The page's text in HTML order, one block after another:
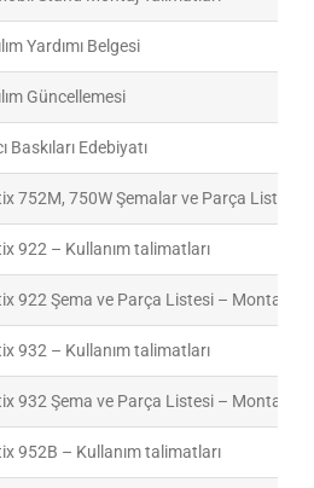
Yardımı Belgesi
Güncellemesi
Baskıları Edebiyatı
752M, 750W Şemalar ve Parça Listesi
922 – Kullanım talimatları
922 Şema ve Parça Listesi – Montaj
932 – Kullanım talimatları
932 Şema ve Parça Listesi – Montaj
952B – Kullanım talimatları